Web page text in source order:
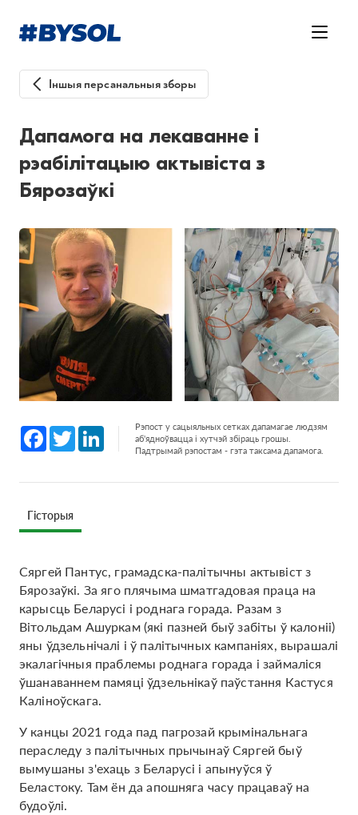
Іншыя персанальныя зборы
Дапамога на лекаванне і
рэабілітацыю актывіста з
Бярозаўкі
Facebook
Twitter LinkedInРэпост у сацыяльных сетках дапамагае людзям
аб'ядноўвацца і хутчэй збіраць грошы.
Падтрымай рэпостам - гэта таксама дапамога.
Гісторыя
Сяргей Пантус, грамадска-палітычны актывіст з
Бярозаўкі. За яго плячыма шматгадовая праца на
карысць Беларусі і роднага горада. Разам з
Вітольдам Ашуркам (які пазней быў забіты ў калоніі)
яны ўдзельнічалі і ў палітычных кампаніях, вырашалі
экалагічныя праблемы роднага горада і займаліся
ўшанаваннем памяці ўдзельнікаў паўстання Кастуся
Каліноўскага.
У канцы 2021 года пад пагрозай крымінальнага
пераследу з палітычных прычынаў Сяргей быў
вымушаны з'ехаць з Беларусі і апынуўся ў
Беластоку. Там ён да апошняга часу працаваў на
будоўлі.